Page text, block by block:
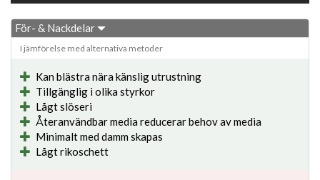
För- & Nackdelar
I jämförelse med alternativa metoder
Kan blästra nära känslig utrustning
Tillgänglig i olika styrkor
Lågt slöseri
Återanvändbar media reducerar behov av media
Minimalt med damm skapas
Lågt rikoschett